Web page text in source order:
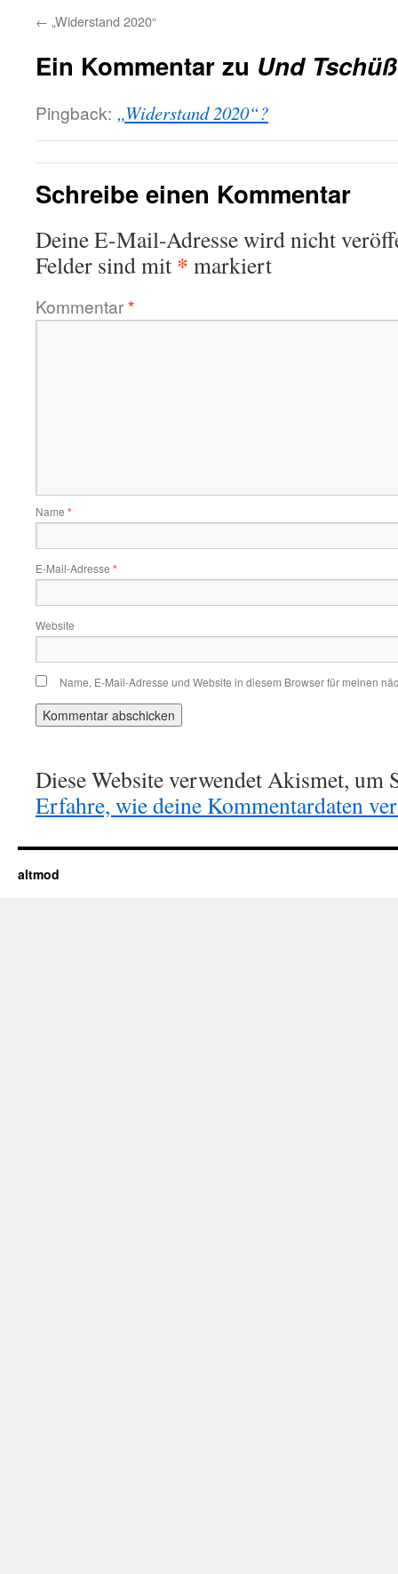
← „Widerstand 2020“
Ein Kommentar zu Und
Pingback: „Widerstand 2020“?
Schreibe einen Kommentar
Deine E-Mail-Adresse wird nicht
Felder sind mit * markiert
Kommentar*
Name *
E-Mail-Adresse *
Website
Name, E-Mail-Adresse und Website in diesem Browser für meinen
Diese Website verwendet Akismet, um
Erfahre, wie deine Kommentardaten
altmod